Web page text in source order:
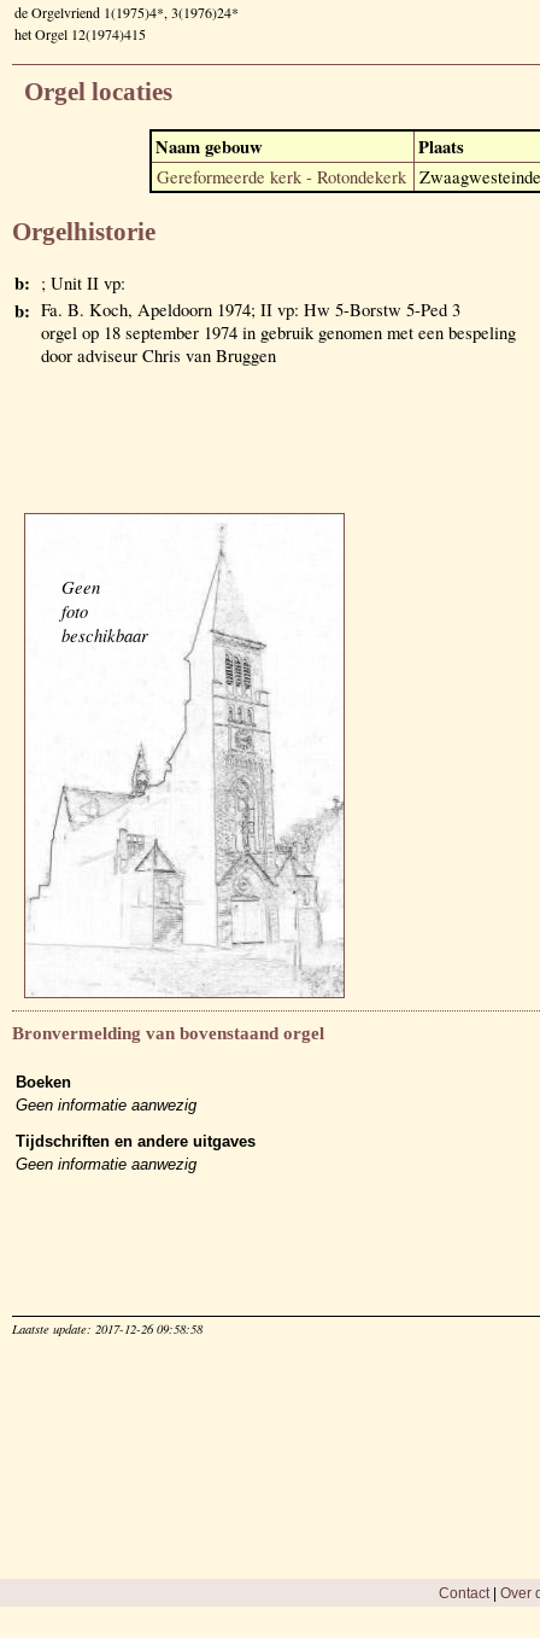
de Orgelvriend 1(1975)4*, 3(1976)24*
het Orgel 12(1974)415
Orgel locaties
Naam gebouw Plaats
Gereformeerde kerk - Rotondekerk Zwaagwesteinde
Orgelhistorie
b: ; Unit II vp:
b: Fa. B. Koch, Apeldoorn 1974; II vp: Hw 5-Borstw 5-Ped 3
orgel op 18 september 1974 in gebruik genomen met een bespeling
door adviseur Chris van Bruggen
Geen
foto
beschikbaar
Bronvermelding van bovenstaand orgel
Boeken
Geen informatie aanwezig
Tijdschriften en andere uitgaves
Geen informatie aanwezig
Laatste update: 2017-12-26 09:58:58
Contact| Over